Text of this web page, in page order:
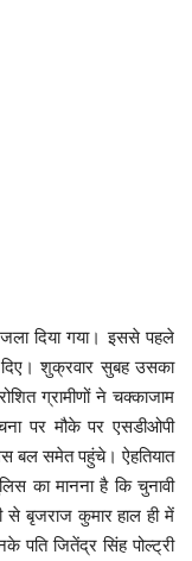
दिया गया। इससे पहले
शुक्रवार सुबह उसका
ग्रामीणों ने चक्काजाम
पर मौके पर एसडीओपी
बल समेत पहुंचे। ऐहतियात
का मानना है कि चुनावी
से बृजराज कुमार हाल ही में
पति जितेंद्र सिंह पोल्ट्री